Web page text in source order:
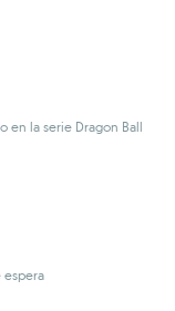
en la serie Dragon Ball
espera